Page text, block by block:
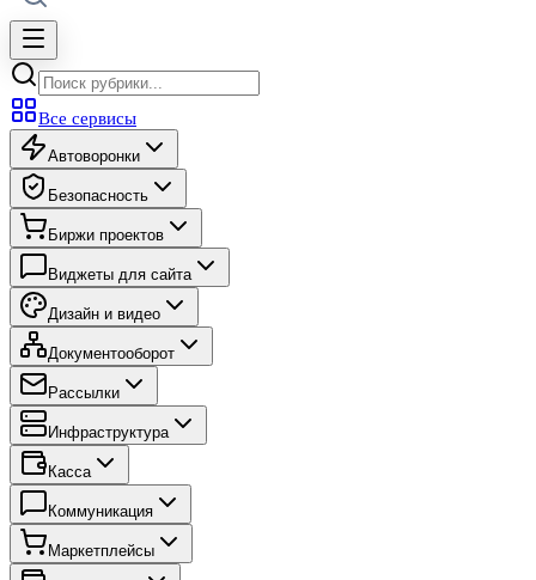
Все сервисы
Автоворонки
Безопасность
Биржи проектов
Виджеты для сайта
Дизайн и видео
Документооборот
Рассылки
Инфраструктура
Касса
Коммуникация
Маркетплейсы